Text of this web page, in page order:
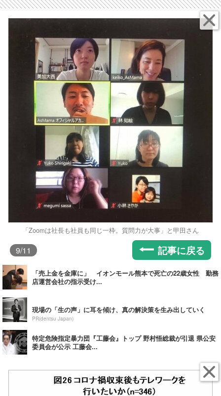
「Zoomは社長も社員も同じ一枠。質問力が大事」と甲田さん
9/11 記事に戻る
「売上金を金庫に」 イオンモール熊本で死亡の22歳女性 勤務
店運営会社の指示受け...
現場の「生の声」に耳を傾け、真の解決策を生み出していく
PR(dentsu Japan)
特定危険指定暴力団『工藤会』トップ 野村悟総裁が引退 県公安
委員会が公示 工藤会...